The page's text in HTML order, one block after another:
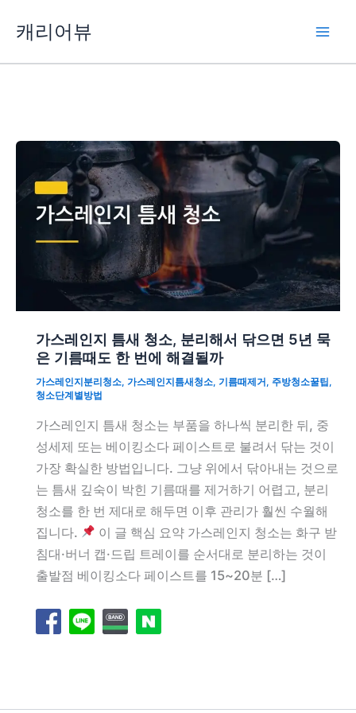
캐리어뷰
가스레인지 틈새 청소, 분리해서 닦으면 5년 묵
은 기름때도 한 번에 해결될까
가스레인지분리청소, 가스레인지틈새청소, 기름때제거 , 주방청소꿀팁 ,
청소단계별방법
가스레인지 틈새 청소는 부품을 하나씩 분리한 뒤, 중
성세제 또는 베이킹소다 페이스트로 불려서 닦는 것이
가장 확실한 방법입니다. 그냥 위에서 닦아내는 것으로
는 틈새 깊숙이 박힌 기름때를 제거하기 어렵고, 분리
청소를 한 번 제대로 해두면 이후 관리가 훨씬 수월해
집니다.
이 글 핵심 요약 가스레인지 청소는 화구 받
침대·버너 캡·드립 트레이를 순서대로 분리하는 것이
출발점 베이킹소다 페이스트를 15~20분 […]